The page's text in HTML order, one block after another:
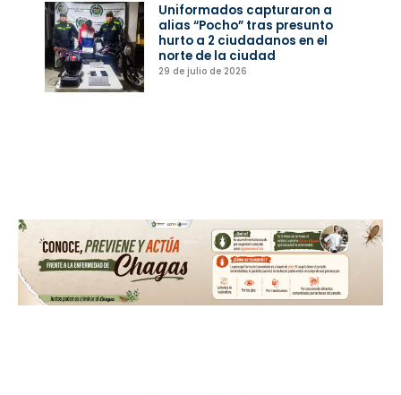
Uniformados capturaron a
alias “Pocho” tras presunto
hurto a 2 ciudadanos en el
norte de la ciudad
29 de julio de 2026